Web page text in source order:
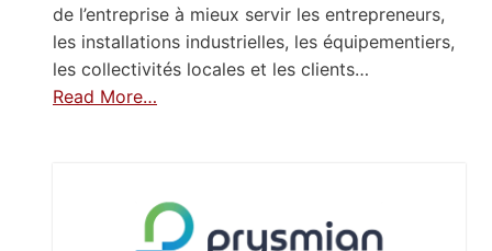
de l’entreprise à mieux servir les entrepreneurs,
les installations industrielles, les équipementiers,
les collectivités locales et les clients…
Read More…